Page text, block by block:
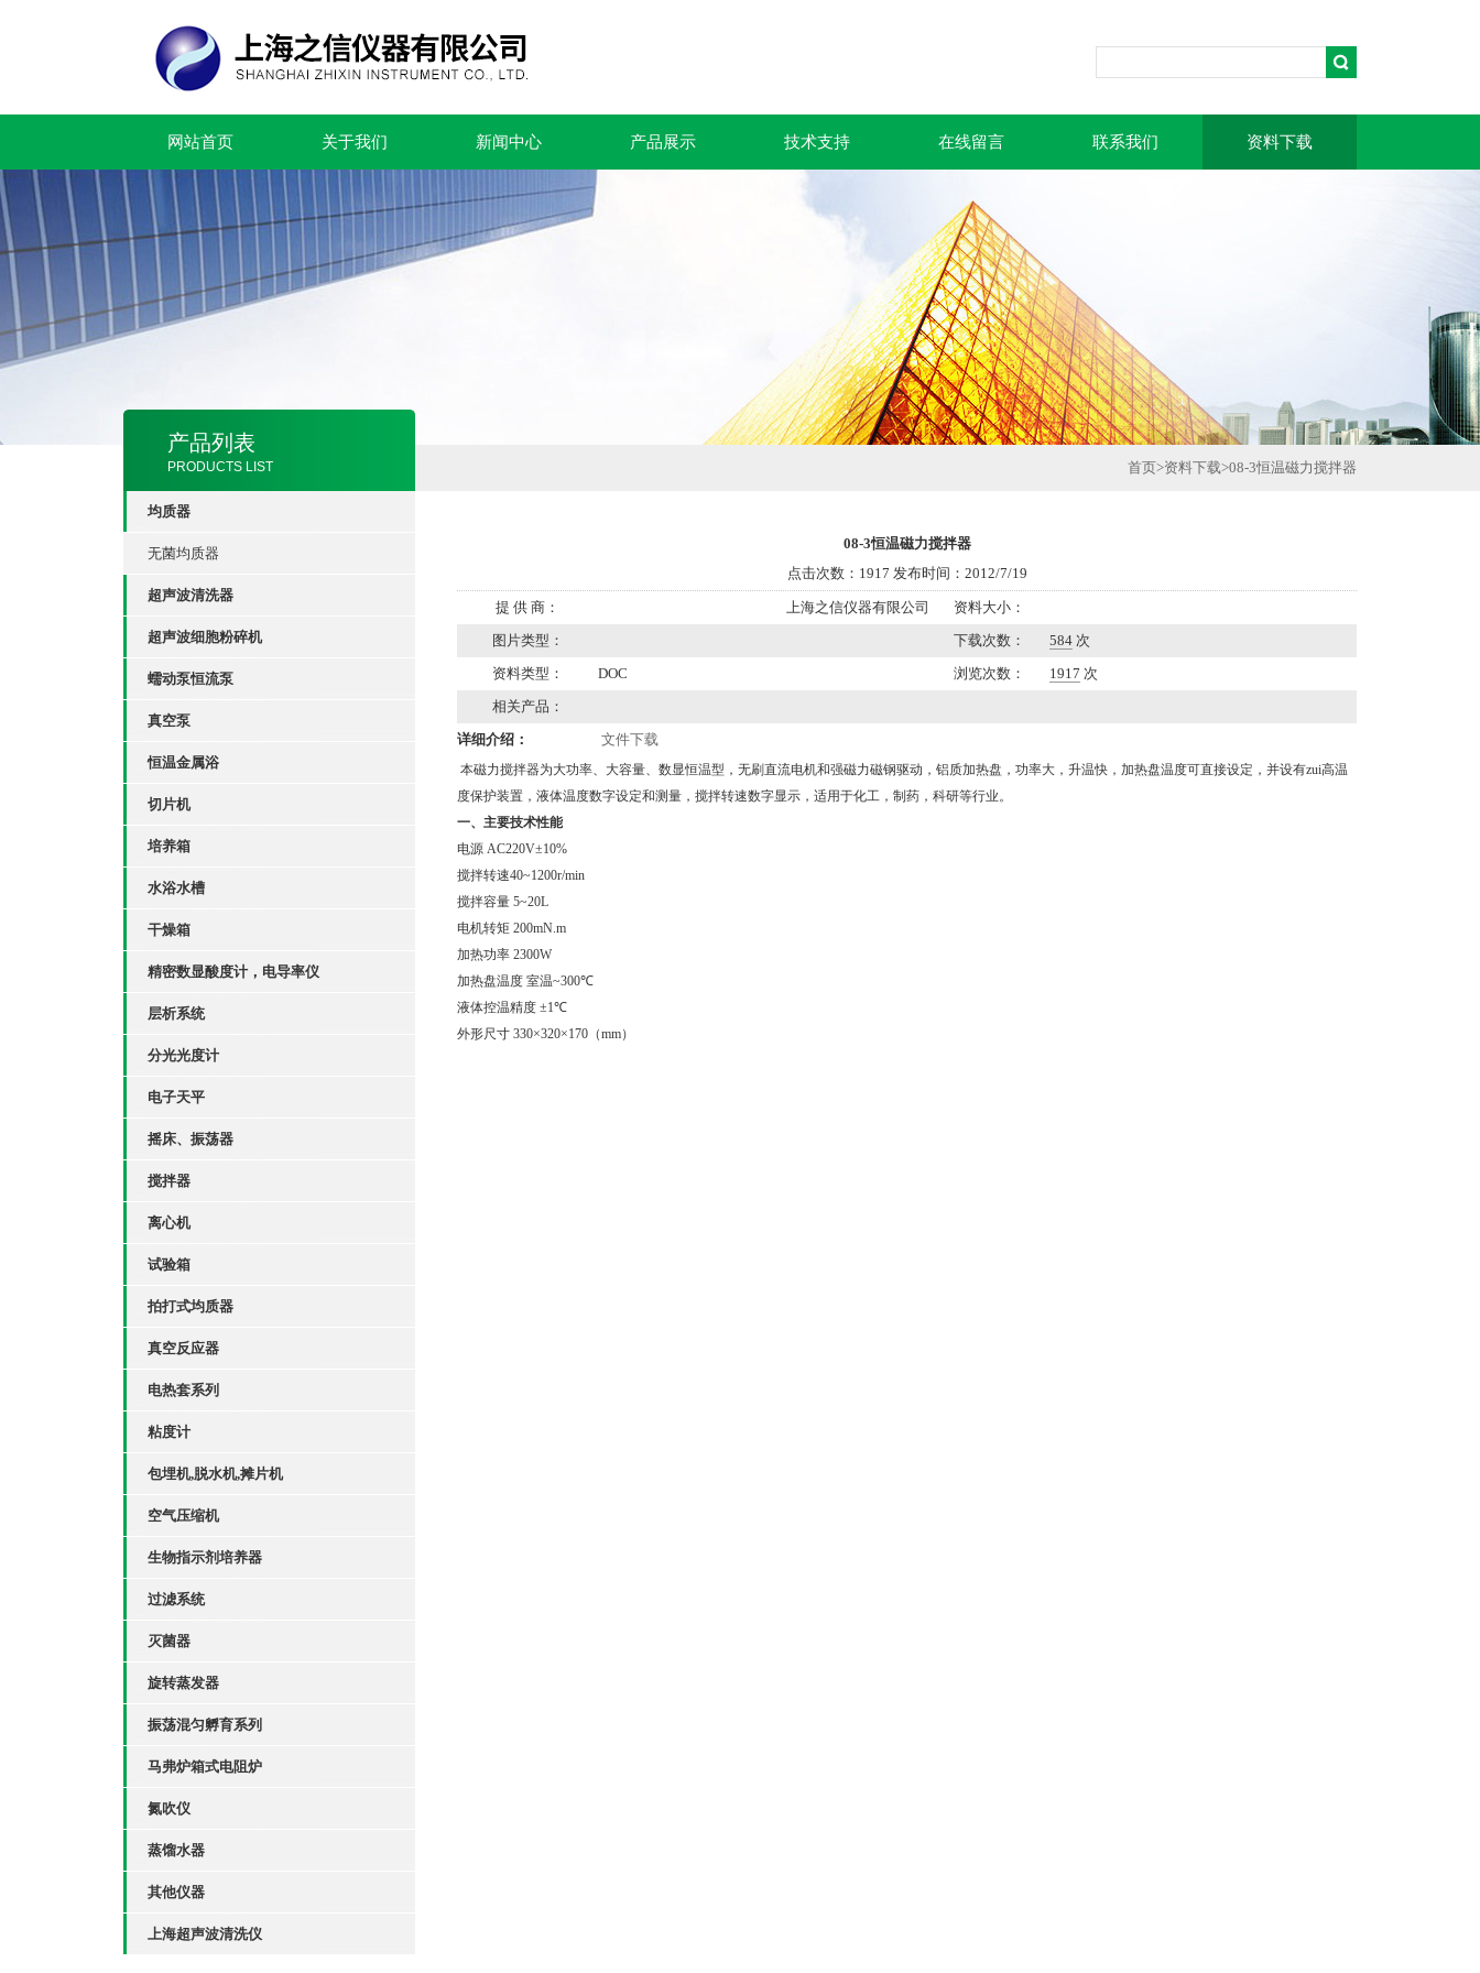
网站首页 关于我们 新闻中心 产品展示 技术支持 在线留言 联系我们 资料下载
产品列表
PRODUCTS LIST
均质器
无菌均质器
超声波清洗器
超声波细胞粉碎机
蠕动泵恒流泵
真空泵
恒温金属浴
切片机
培养箱
水浴水槽
干燥箱
精密数显酸度计，电导率仪
层析系统
分光光度计
电子天平
摇床、振荡器
搅拌器
离心机
试验箱
拍打式均质器
真空反应器
电热套系列
粘度计
包埋机,脱水机,摊片机
空气压缩机
生物指示剂培养器
过滤系统
灭菌器
旋转蒸发器
振荡混匀孵育系列
马弗炉箱式电阻炉
氮吹仪
蒸馏水器
其他仪器
上海超声波清洗仪
首页>资料下载>08-3恒温磁力搅拌器
08-3恒温磁力搅拌器
点击次数：1917 发布时间：2012/7/19
提 供 商： 上海之信仪器有限公司
资料大小：
图片类型：
下载次数： 584 次
资料类型：
DOC 浏览次数： 1917 次
相关产品：
详细介绍：
文件下载
本磁力搅拌器为大功率、大容量、数显恒温型，无刷直流电机和强磁力磁钢驱动，铝质加热盘，功率大，升温快，加热盘温度可直接设定，并设有zui高温
度保护装置，液体温度数字设定和测量，搅拌转速数字显示，适用于化工，制药，科研等行业。
一、主要技术性能
电源 AC220V±10%
搅拌转速40~1200r/min
搅拌容量 5~20L
电机转矩 200mN.m
加热功率 2300W
加热盘温度 室温~300℃
液体控温精度 ±1℃
外形尺寸 330×320×170（mm）